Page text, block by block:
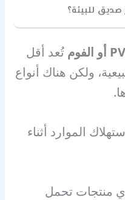
صديق للبيئة؟
أو الفوم تُعد أقل
ولكن هناك أنواع
الموارد أثناء
منتجات تحمل